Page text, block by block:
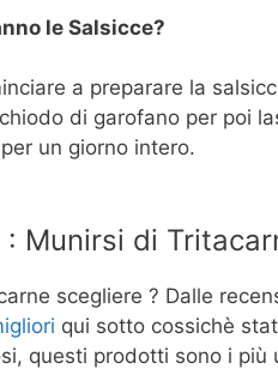
le Salsicce?
a preparare la
di garofano per poi
un giorno intero.
: Munirsi di
scegliere ? Dalle
qui sotto cossichè
questi prodotti sono i